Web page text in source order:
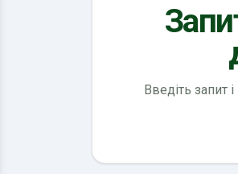
Введіть запит